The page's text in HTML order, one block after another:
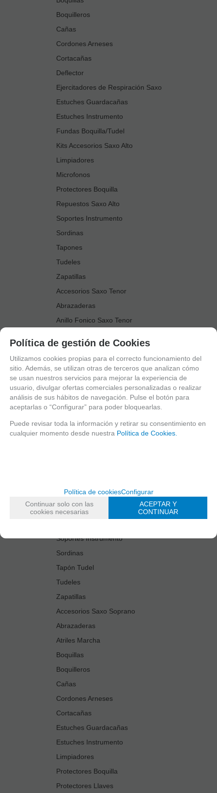
Boquilleros
Cañas
Cordones Arneses
Cortacañas
Deflector
Ejercitadores de Respiración Saxo
Estuches Guardacañas
Estuches Instrumento
Fundas Boquilla/Tudel
Kits Accesorios Saxo Alto
Limpiadores
Microfonos
Protectores Boquilla
Repuestos Saxo Alto
Soportes Instrumento
Sordinas
Tapones
Tudeles
Zapatillas
Accesorios Saxo Tenor
Abrazaderas
Anillo Fonico Saxo Tenor
Boquillas
Boquilleros
Cañas
Cortacañas
Deflector Saxo Tenor
Estuches Guardacañas
Limpiadores
Protectores Boquilla
Soportes Instrumento
Sordinas
Tapón Tudel
Tudeles
Zapatillas
Accesorios Saxo Soprano
Abrazaderas
Atriles Marcha
Boquillas
Boquilleros
Cañas
Cordones Arneses
Cortacañas
Estuches Guardacañas
Estuches Instrumento
Limpiadores
Protectores Boquilla
Protectores Llaves
Política de gestión de Cookies
Utilizamos cookies propias para el correcto funcionamiento del
sitio. Además, se utilizan otras de terceros que analizan cómo
se usan nuestros servicios para mejorar la experiencia de
usuario, divulgar ofertas comerciales personalizadas o realizar
análisis de sus hábitos de navegación. Pulse el botón para
aceptarlas o “Configurar” para poder bloquearlas.
Puede revisar toda la información y retirar su consentimiento en
cualquier momento desde nuestra Política de Cookies.
Política de cookiesConfigurar
Continuar solo con las
cookies necesarias
ACEPTAR Y
CONTINUAR